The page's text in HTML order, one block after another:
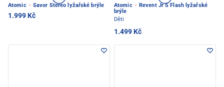
Atomic · Savor Stereo lyžařské brýle
1.999 Kč
Atomic · Revent Jr S Flash lyžařské
brýle
Děti
1.499 Kč